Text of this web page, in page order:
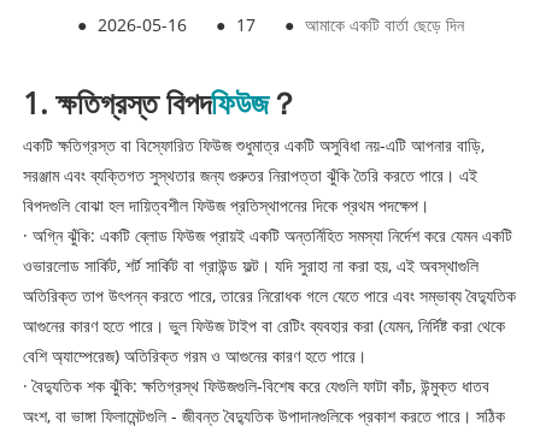
● 2026-05-16 ● 17 ● আমাকে একটি বার্তা ছেড়ে দিন
1. ক্ষতিগ্রস্ত বিপদফিউজ？
একটি ক্ষতিগ্রস্ত বা বিস্ফোরিত ফিউজ শুধুমাত্র একটি অসুবিধা নয়-এটি আপনার বাড়ি,
সরঞ্জাম এবং ব্যক্তিগত সুস্থতার জন্য গুরুতর নিরাপত্তা ঝুঁকি তৈরি করতে পারে। এই
বিপদগুলি বোঝা হল দায়িত্বশীল ফিউজ প্রতিস্থাপনের দিকে প্রথম পদক্ষেপ।
· অগ্নি ঝুঁকি: একটি ব্লোড ফিউজ প্রায়ই একটি অন্তর্নিহিত সমস্যা নির্দেশ করে যেমন একটি
ওভারলোড সার্কিট, শর্ট সার্কিট বা গ্রাউন্ড ফল্ট। যদি সুরাহা না করা হয়, এই অবস্থাগুলি
অতিরিক্ত তাপ উৎপন্ন করতে পারে, তারের নিরোধক গলে যেতে পারে এবং সম্ভাব্য বৈদ্যুতিক
আগুনের কারণ হতে পারে। ভুল ফিউজ টাইপ বা রেটিং ব্যবহার করা (যেমন, নির্দিষ্ট করা থেকে
বেশি অ্যাম্পেরেজ) অতিরিক্ত গরম ও আগুনের কারণ হতে পারে।
· বৈদ্যুতিক শক ঝুঁকি: ক্ষতিগ্রস্থ ফিউজগুলি-বিশেষ করে যেগুলি ফাটা কাঁচ, উন্মুক্ত ধাতব
অংশ, বা ভাঙ্গা ফিলামেন্টগুলি - জীবন্ত বৈদ্যুতিক উপাদানগুলিকে প্রকাশ করতে পারে। সঠিক